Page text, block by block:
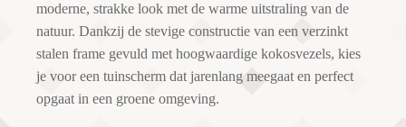
moderne, strakke look met de warme uitstraling van de
natuur. Dankzij de stevige constructie van een verzinkt
stalen frame gevuld met hoogwaardige kokosvezels, kies
je voor een tuinscherm dat jarenlang meegaat en perfect
opgaat in een groene omgeving.